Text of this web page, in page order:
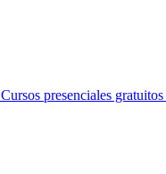
Cursos presenciales gratuitos